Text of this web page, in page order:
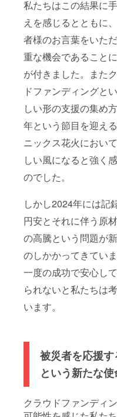
私たちはこの結果に
えを感じるとともに
者様のお言葉をいた
重な機会であること
が付きました。また
ドファンディングと
しい形の支援の集め
年という節目を迎え
ニックス花火におい
しい風になると強く
のでした。
しかし2024年には記
円安とそれに伴う原
の高騰という問題が
のしかかってきていま
一度の成功で安心し
られないと私たちは
います。
被災者を応援す
という新たな
クラウドファンディ